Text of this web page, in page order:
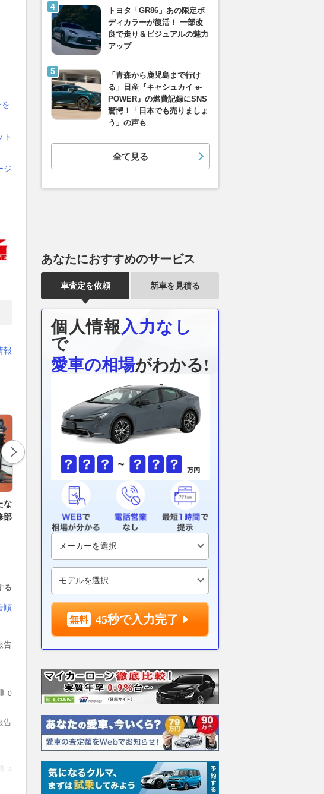
ト
ジ
報
な
部
BMW、走りを研ぎ澄ました限
定モデル「M2 CS エディショ
ンエッジ」
グーネット
路上駐車をする人が減少傾向
に。最新調査で見えた実態と
は？パーク24
グーネット
る
順
告
0
告
4
トヨタ「GR86」あの限定ボ
ディカラーが復活！ 一部改
良で走り＆ビジュアルの魅力
アップ
「青森から鹿児島まで行け
る」日産『キャシュカイ e-
POWER』の燃費記録にSNS
驚愕！「日本でも売りましょ
う」の声も
全て見る
あなたにおすすめのサービス
車査定を依頼 新車を見積る
個人情報 入力なし
で
愛車の相場がわかる!
45秒で入力完了